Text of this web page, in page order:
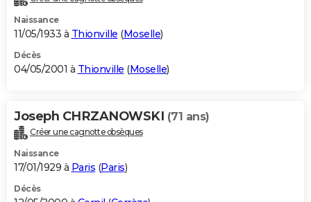
Naissance
11/05/1933 à Thionville (Moselle)
Décès
04/05/2001 à Thionville (Moselle)
Joseph CHRZANOWSKI (71 ans)
Créer une cagnotte obsèques
Naissance
17/01/1929 à Paris (Paris)
Décès